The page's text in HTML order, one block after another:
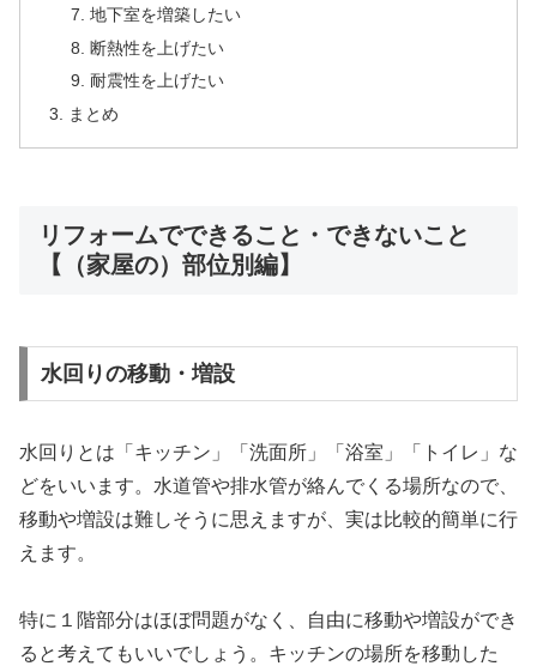
地下室を増築したい
断熱性を上げたい
耐震性を上げたい
まとめ
リフォームでできること・できないこと
【（家屋の）部位別編】
水回りの移動・増設
水回りとは「キッチン」「洗面所」「浴室」「トイレ」な
どをいいます。水道管や排水管が絡んでくる場所なので、
移動や増設は難しそうに思えますが、実は比較的簡単に行
えます。
特に１階部分はほぼ問題がなく、自由に移動や増設ができ
ると考えてもいいでしょう。キッチンの場所を移動した